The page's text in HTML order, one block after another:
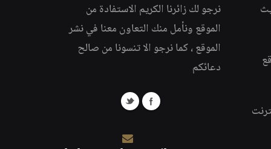
نرجو لك زائرنا الكريم الاستفادة من
الموقع ونأمل منك التعاون معنا في نشر
الموقع ، كما نرجو الا تنسونا من صالح
دعائكم